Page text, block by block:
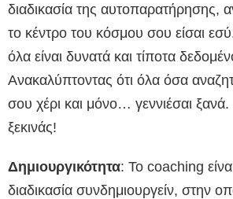
διαδικασία της αυτοπαρατήρησης,
το κέντρο του κόσμου σου είσαι
όλα είναι δυνατά και τίποτα
Ανακαλύπτοντας ότι όλα όσα
σου χέρι και μόνο… γεννιέσαι ξανά.
ξεκινάς!
Δημιουργικότητα: Το coaching
διαδικασία συνδημιουργείν, στην